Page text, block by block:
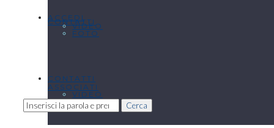
ACCEDI
CONTATTI
CONTATTI
Cerca
VIDEO
ASSOCIATI
FOTO
VIDEO